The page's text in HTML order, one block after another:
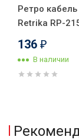
Ретро
Retrika RP-
136 ₽
В наличии